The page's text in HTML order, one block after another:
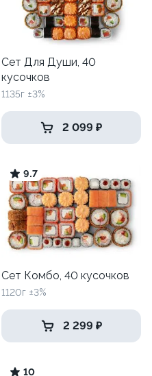
Сет Для Души, 40
кусочков
1135г ±3%
2 099 ₽
9.7
Сет Комбо, 40 кусочков
1120г ±3%
2 299 ₽
10